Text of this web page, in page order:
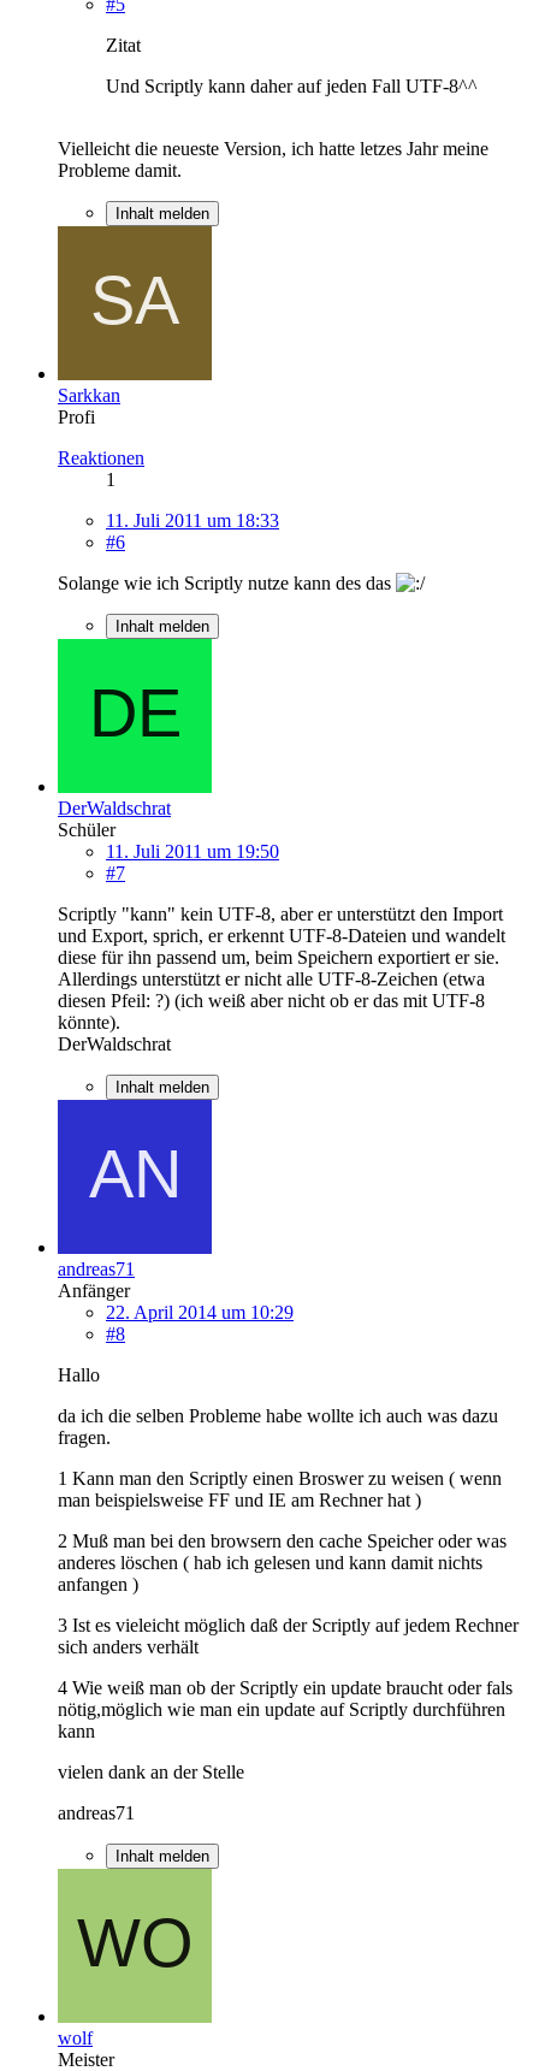
Zitat
Und Scriptly kann daher auf jeden Fall UTF-8^^
Vielleicht die neueste Version, ich hatte letzes Jahr meine
Probleme damit.
Inhalt melden
Sarkkan
Profi
Reaktionen
1
11. Juli 2011 um 18:33
#6
Solange wie ich Scriptly nutze kann des das
Inhalt melden
DerWaldschrat
Schüler
11. Juli 2011 um 19:50
#7
Scriptly "kann" kein UTF-8, aber er unterstützt den Import
und Export, sprich, er erkennt UTF-8-Dateien und wandelt
diese für ihn passend um, beim Speichern exportiert er sie.
Allerdings unterstützt er nicht alle UTF-8-Zeichen (etwa
diesen Pfeil: ?) (ich weiß aber nicht ob er das mit UTF-8
könnte).
DerWaldschrat
Inhalt melden
andreas71
Anfänger
22. April 2014 um 10:29
#8
Hallo
da ich die selben Probleme habe wollte ich auch was dazu
fragen.
1 Kann man den Scriptly einen Broswer zu weisen ( wenn
man beispielsweise FF und IE am Rechner hat )
2 Muß man bei den browsern den cache Speicher oder was
anderes löschen ( hab ich gelesen und kann damit nichts
anfangen )
3 Ist es vieleicht möglich daß der Scriptly auf jedem Rechner
sich anders verhält
4 Wie weiß man ob der Scriptly ein update braucht oder fals
nötig,möglich wie man ein update auf Scriptly durchführen
kann
vielen dank an der Stelle
andreas71
Inhalt melden
wolf
Meister